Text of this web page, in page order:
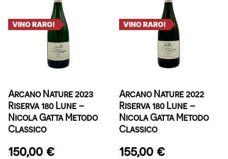
VINO RARO!
Arcano Nature 2023
Riserva 180 Lune –
Nicola Gatta Metodo
Classico
150,00 €
VINO RARO!
Arcano Nature 2022
Riserva 180 Lune –
Nicola Gatta Metodo
Classico
155,00 €